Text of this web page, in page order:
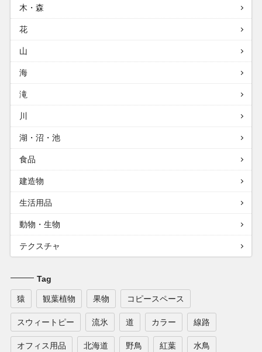
木・森
花
山
海
滝
川
湖・沼・池
食品
建造物
生活用品
動物・生物
テクスチャ
Tag
猿 観葉植物 果物 コピースペース
スウィートピー 流氷 道 カラー 線路
オフィス用品 北海道 野鳥 紅葉 水鳥